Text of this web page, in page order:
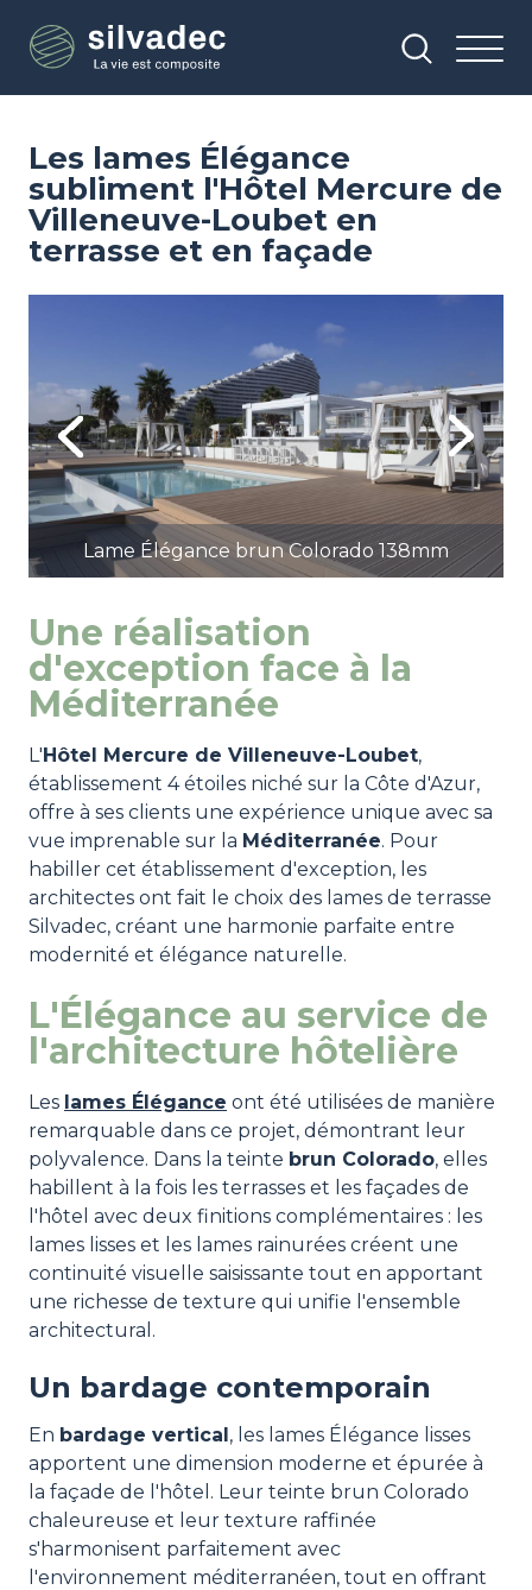
contenu
Les lames Élégance
subliment l'Hôtel Mercure de
Villeneuve-Loubet en
terrasse et en façade
Previous
Lame Élégance brun Colorado 138mm
Next
Une réalisation
d'exception face à la
Méditerranée
L'Hôtel Mercure de Villeneuve-Loubet,
établissement 4 étoiles niché sur la Côte d'Azur,
offre à ses clients une expérience unique avec sa
vue imprenable sur la Méditerranée. Pour
habiller cet établissement d'exception, les
architectes ont fait le choix des lames de terrasse
Silvadec, créant une harmonie parfaite entre
modernité et élégance naturelle.
L'Élégance au service de
l'architecture hôtelière
Les lames Élégance ont été utilisées de manière
remarquable dans ce projet, démontrant leur
polyvalence. Dans la teinte brun Colorado, elles
habillent à la fois les terrasses et les façades de
l'hôtel avec deux finitions complémentaires : les
lames lisses et les lames rainurées créent une
continuité visuelle saisissante tout en apportant
une richesse de texture qui unifie l'ensemble
architectural.
Un bardage contemporain
En bardage vertical, les lames Élégance lisses
apportent une dimension moderne et épurée à
la façade de l'hôtel. Leur teinte brun Colorado
chaleureuse et leur texture raffinée
s'harmonisent parfaitement avec
l'environnement méditerranéen, tout en offrant